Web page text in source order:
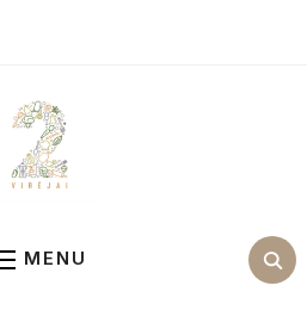
MENU